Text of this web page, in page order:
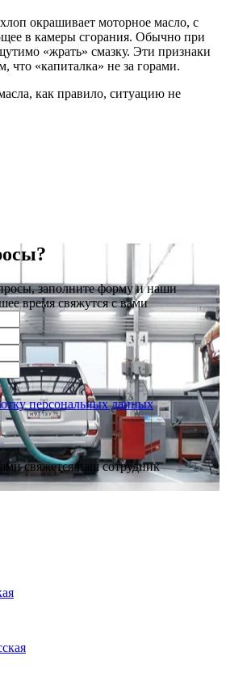
окрашивает моторное масло, с
в камеры сгорания. Обычно при
«жрать» смазку. Эти признаки
что «капиталка» не за горами.
как правило, ситуацию не
заполните форму и наши
время свяжутся с вами
персональных данных
свяжется наш сотрудник